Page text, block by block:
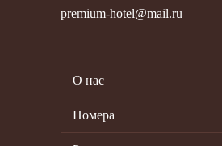
premium-hotel@mail.ru
О нас
Номера